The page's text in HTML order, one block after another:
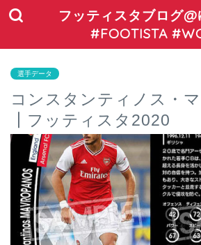
フッティスタブログ@
#FOOTISTA
選手データ
コンスタンティノス・
┃フッティスタ2020